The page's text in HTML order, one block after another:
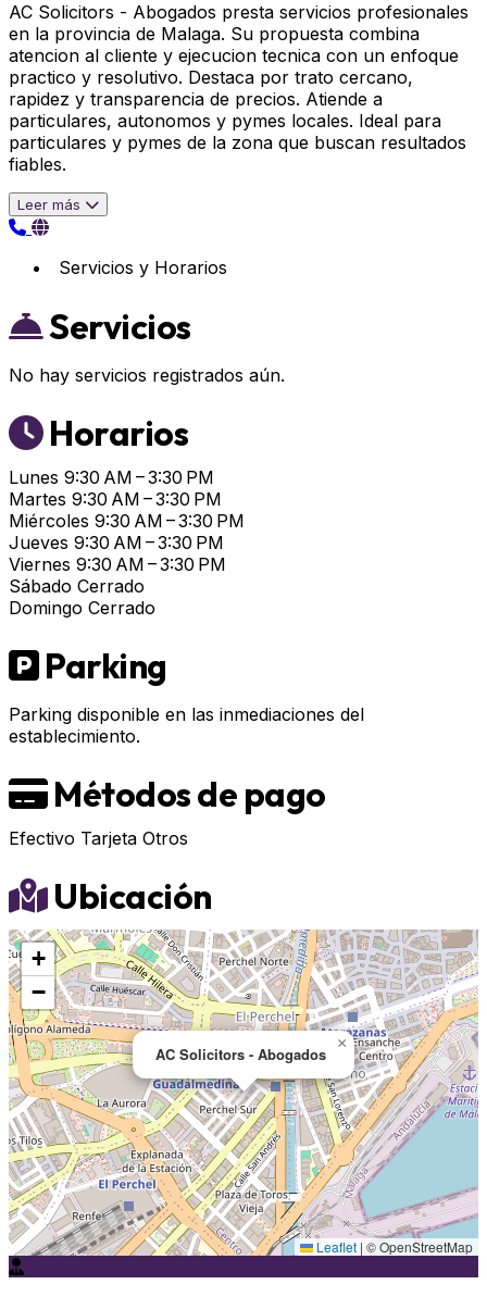
AC Solicitors - Abogados presta servicios profesionales
en la provincia de Malaga. Su propuesta combina
atencion al cliente y ejecucion tecnica con un enfoque
practico y resolutivo. Destaca por trato cercano,
rapidez y transparencia de precios. Atiende a
particulares, autonomos y pymes locales. Ideal para
particulares y pymes de la zona que buscan resultados
fiables.
Leer más
Servicios y Horarios
Servicios
No hay servicios registrados aún.
Horarios
Lunes 9:30 AM – 3:30 PM
Martes 9:30 AM – 3:30 PM
Miércoles 9:30 AM – 3:30 PM
Jueves 9:30 AM – 3:30 PM
Viernes 9:30 AM – 3:30 PM
Sábado Cerrado
Domingo Cerrado
Parking
Parking disponible en las inmediaciones del
establecimiento.
Métodos de pago
Efectivo Tarjeta Otros
Ubicación
AC Solicitors - Abogados
×
+
−
Leaflet | © OpenStreetMap